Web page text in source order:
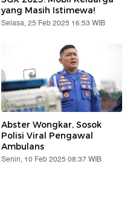
yang Masih Istimewa!
Selasa, 25 Feb 2025 16:53 WIB
Abster Wongkar, Sosok
Polisi Viral Pengawal
Ambulans
Senin, 10 Feb 2025 08:37 WIB